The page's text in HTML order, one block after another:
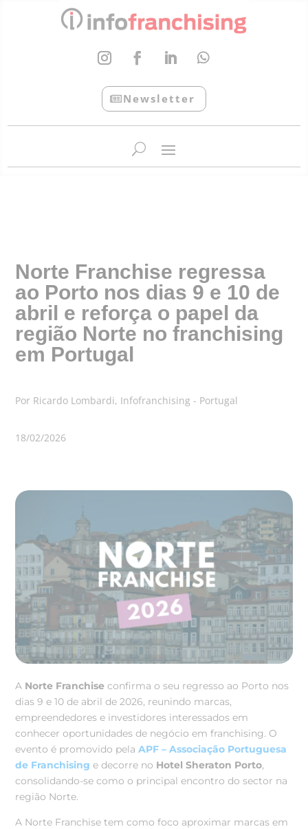
Newsletter
Norte Franchise regressa
ao Porto nos dias 9 e 10 de
abril e reforça o papel da
região Norte no franchising
em Portugal
Por Ricardo Lombardi, Infofranchising - Portugal
18/02/2026
A Norte Franchise confirma o seu regresso ao Porto nos
dias 9 e 10 de abril de 2026, reunindo marcas,
empreendedores e investidores interessados em
conhecer oportunidades de negócio em franchising. O
evento é promovido pelaAPF – Associação Portuguesa
de Franchising e decorre no Hotel Sheraton Porto,
consolidando-se como o principal encontro do sector na
região Norte.
A Norte Franchise tem como foco aproximar marcas em